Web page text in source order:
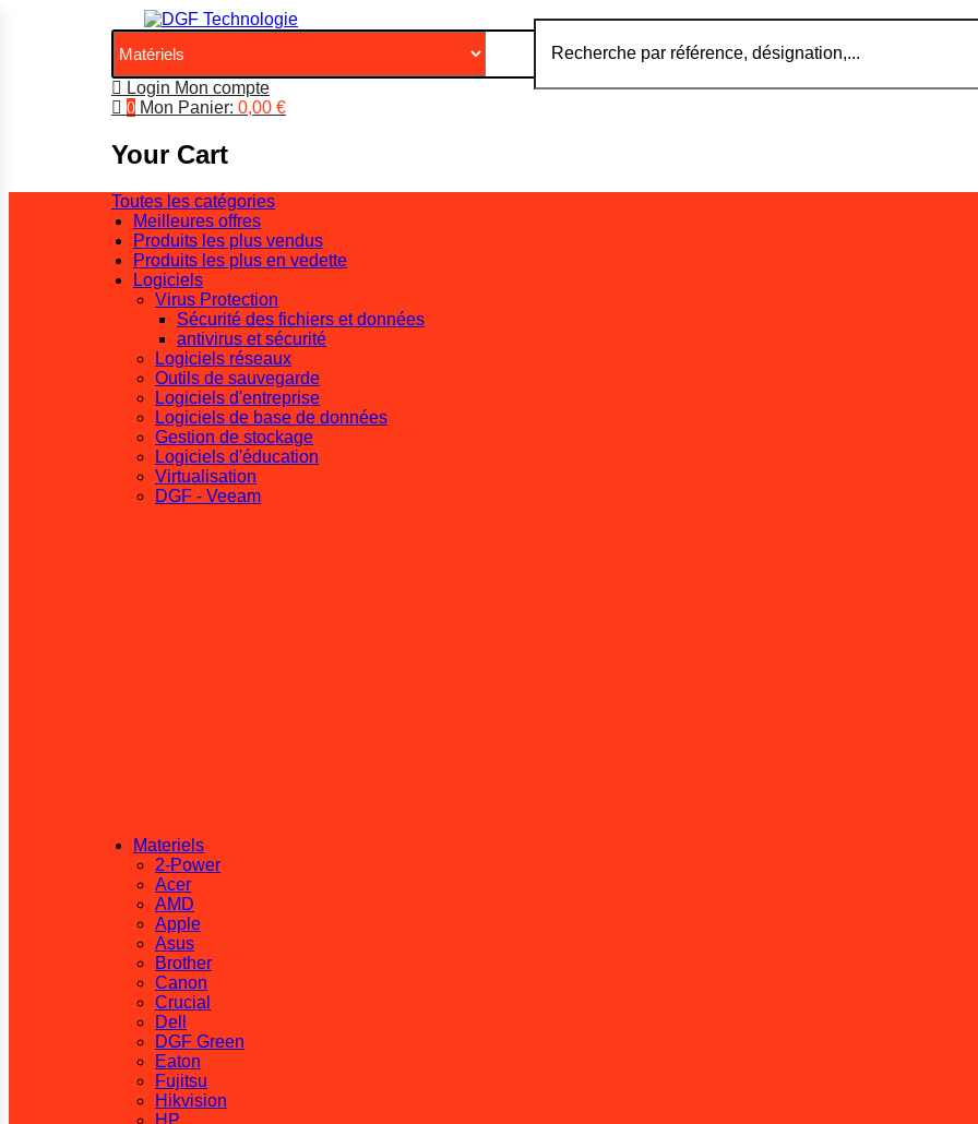
Login Mon compte
0 Mon Panier: 0,00 €
Your Cart
Toutes les catégories
Meilleures offres
Produits les plus vendus
Produits les plus en vedette
Logiciels
Virus Protection
Sécurité des fichiers et données
antivirus et sécurité
Logiciels réseaux
Outils de sauvegarde
Logiciels d'entreprise
Logiciels de base de données
Gestion de stockage
Logiciels d'éducation
Virtualisation
DGF - Veeam
Materiels
2-Power
Acer
AMD
Apple
Asus
Brother
Canon
Crucial
Dell
DGF Green
Eaton
Fujitsu
Hikvision
HP